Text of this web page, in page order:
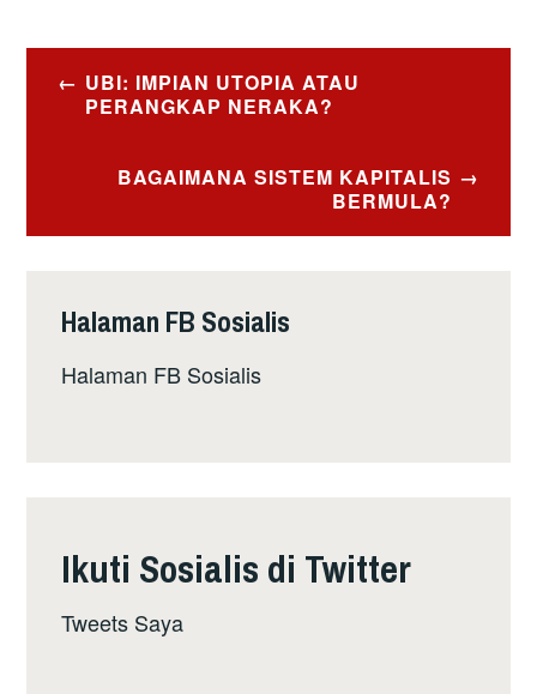
Post
navigation
UBI: IMPIAN UTOPIA ATAU
PERANGKAP NERAKA?
BAGAIMANA SISTEM KAPITALIS
BERMULA?
Halaman FB Sosialis
Halaman FB Sosialis
Ikuti Sosialis di Twitter
Tweets Saya